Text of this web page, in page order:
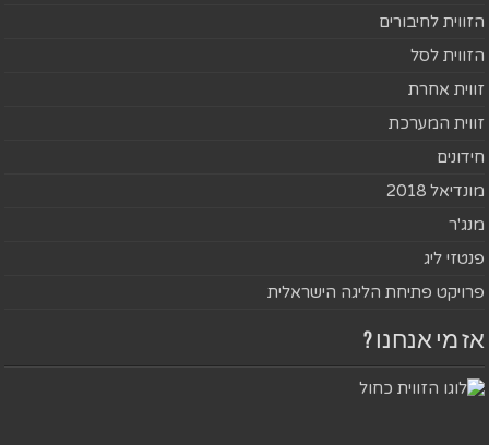
הזווית לחיבורים
הזווית לסל
זווית אחרת
זווית המערכת
חידונים
מונדיאל 2018
מנג'ר
פנטזי ליג
פרויקט פתיחת הליגה הישראלית
אז מי אנחנו ?